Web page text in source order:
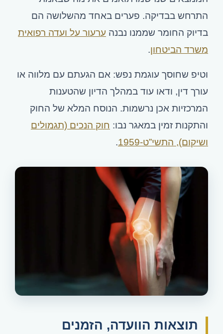
התרחש בבדיקה. פערים באחד מהשלושה הם
בדיוק החומר שממנו נבנה ערעור על ועדה רפואית
משרד הביטחון.
וטיפ שחוסך עוגמת נפש: אם הגעתם עם מלווה או
עורך דין, ודאו עוד במהלך הדיון שהטענות
המרכזיות אכן נרשמות. הנוסח המלא של החוק
והתקנות זמין במאגר נבו: חוק הנכים (תגמולים
ושיקום), התשי”ט-1959
.
תוצאות הוועדה, הזמנים